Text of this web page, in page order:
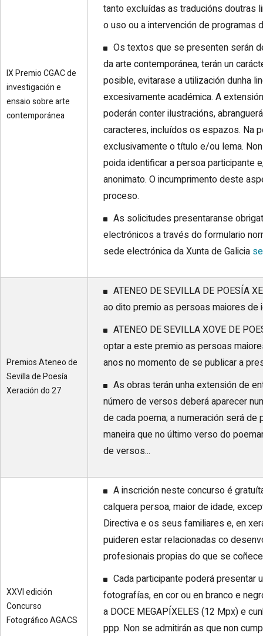
IX Premio CGAC de
investigación e
ensaio sobre arte
contemporánea
tanto excluídas as traducións doutras
o uso ou a intervención de programas
Os textos que se presenten serán
da arte contemporánea, terán un
posible, evitarase a utilización dunha
excesivamente académica. A
poderán conter ilustracións,
caracteres, incluídos os espazos. Na
exclusivamente o título e/ou lema.
poida identificar a persoa participante
anonimato. O incumprimento deste
proceso.
As solicitudes presentaranse
electrónicos a través do formulario
sede electrónica da Xunta de Galicia
Premios Ateneo de
Sevilla de Poesía
Xeración do 27
ATENEO DE SEVILLA DE POESÍA
ao dito premio as persoas maiores de
ATENEO DE SEVILLA XOVE DE
optar a este premio as persoas
anos no momento de se publicar a
As obras terán unha extensión de
número de versos deberá aparecer
de cada poema; a numeración será de
maneira que no último verso do
de versos...
XXVI edición
Concurso
Fotográfico AGACS
A inscrición neste concurso é
calquera persoa, maior de idade,
Directiva e os seus familiares e, en
puideren estar relacionadas co
profesionais propias do que se
Cada participante poderá presentar
fotografías, en cor ou en branco e
a DOCE MEGAPÍXELES (12 Mpx) e
ppp. Non se admitirán as que non